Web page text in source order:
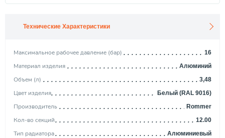
Технические Характеристики
Максимальное рабочее давление (бар) 16
Материал изделия Алюминий
Объем (л) 3,48
Цвет изделия Белый (RAL 9016)
Производитель Rommer
Кол-во секций 12.00
Тип радиатора Алюминиевый